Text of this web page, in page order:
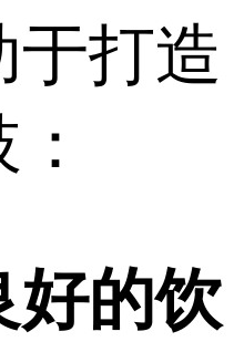
于打造
好的饮